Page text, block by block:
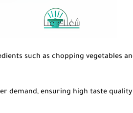
such as chopping vegetables
demand, ensuring high taste